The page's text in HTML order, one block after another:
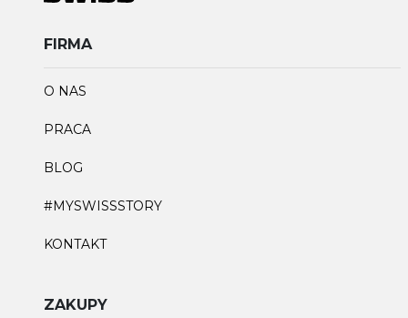
FIRMA
O NAS
PRACA
BLOG
#MYSWISSSTORY
KONTAKT
ZAKUPY